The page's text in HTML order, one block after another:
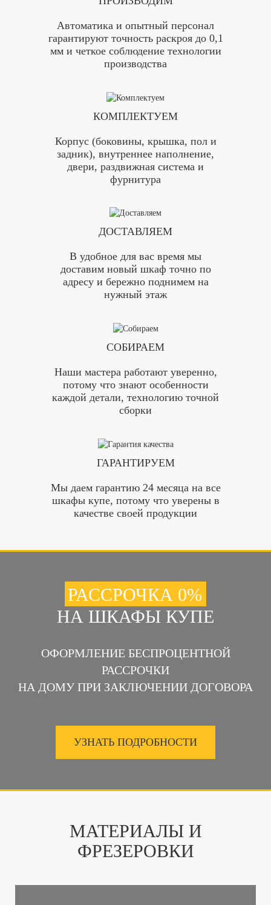
Автоматика и опытный персонал
гарантируют точность раскроя до 0,1
мм и четкое соблюдение технологии
производства
КОМПЛЕКТУЕМ
Корпус (боковины, крышка, пол и
задник), внутреннее наполнение,
двери, раздвижная система и
фурнитура
ДОСТАВЛЯЕМ
В удобное для вас время мы
доставим новый шкаф точно по
адресу и бережно поднимем на
нужный этаж
СОБИРАЕМ
Наши мастера работают уверенно,
потому что знают особенности
каждой детали, технологию точной
сборки
ГАРАНТИРУЕМ
Мы даем гарантию 24 месяца на все
шкафы купе, потому что уверены в
качестве своей продукции
РАССРОЧКА 0%
НА ШКАФЫ КУПЕ
ОФОРМЛЕНИЕ БЕСПРОЦЕНТНОЙ
РАССРОЧКИ
НА ДОМУ ПРИ ЗАКЛЮЧЕНИИ ДОГОВОРА
УЗНАТЬ ПОДРОБНОСТИ
МАТЕРИАЛЫ И
ФРЕЗЕРОВКИ